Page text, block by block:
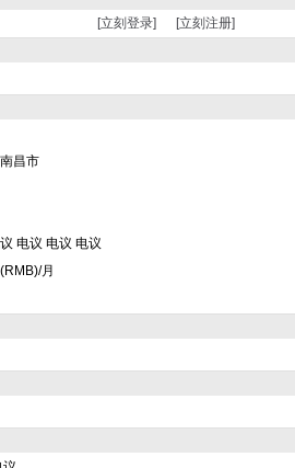
[立刻登录]
[立刻注册]
昌市
电议 电议 电议
月